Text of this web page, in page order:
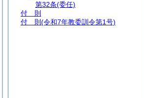
第32条(委任)
付 則
付 則 (令和7年教委訓令第1号)